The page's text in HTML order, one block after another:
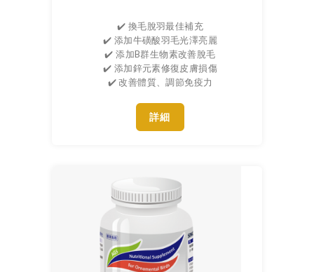
✔️ 換毛脫羽最佳補充
✔️ 添加牛磺酸羽毛光澤亮麗
✔️ 添加B群生物素改善脫毛
✔️ 添加鋅元素修復皮膚損傷
✔️ 改善體質、調節免疫力
詳細